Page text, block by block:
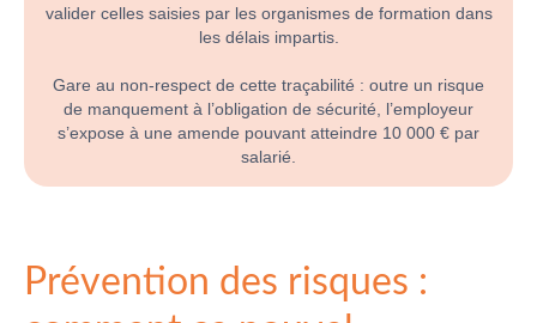
valider celles saisies par les organismes de formation dans
les délais impartis.
Gare au non-respect de cette traçabilité : outre un risque
de manquement à l’obligation de sécurité, l’employeur
s’expose à une amende pouvant atteindre 10 000 € par
salarié.
Prévention des risques :